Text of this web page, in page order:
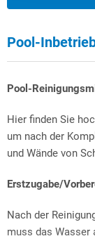
Pool-
Pool-
Hier finden Sie
um nach der
und Wände von
Erstzugabe/
Nach der
muss das Wasser